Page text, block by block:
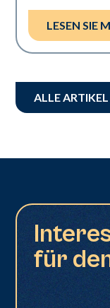
LESEN SIE
ALLE
für